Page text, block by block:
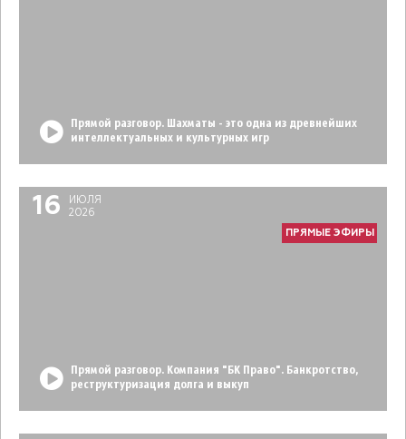
Прямой разговор. Шахматы - это одна из древнейших
интеллектуальных и культурных игр
16
ИЮЛЯ
2026
ПРЯМЫЕ ЭФИРЫ
Прямой разговор. Компания "БК Право". Банкротство,
реструктуризация долга и выкуп